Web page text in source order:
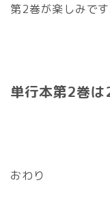
第2巻が楽しみです
単行本第2巻は
おわり